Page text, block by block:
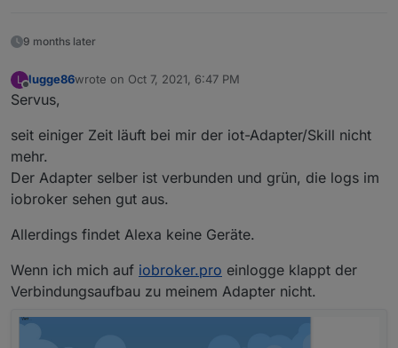
9 months later
L lugge86wrote on Oct 7, 2021, 6:47 PM
last edited by
Servus,
seit einiger Zeit läuft bei mir der iot-Adapter/Skill nicht
mehr.
Der Adapter selber ist verbunden und grün, die logs im
iobroker sehen gut aus.
Allerdings findet Alexa keine Geräte.
Wenn ich mich auf iobroker.pro einlogge klappt der
Verbindungsaufbau zu meinem Adapter nicht.